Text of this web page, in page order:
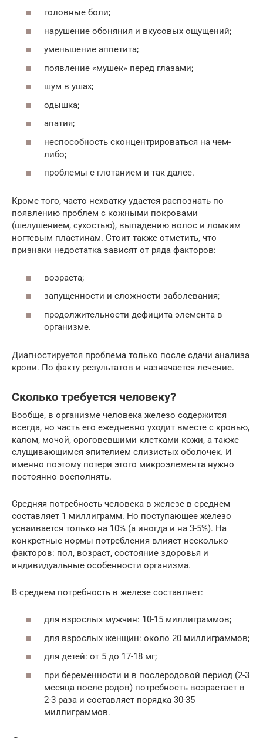
головные боли;
нарушение обоняния и вкусовых ощущений;
уменьшение аппетита;
появление «мушек» перед глазами;
шум в ушах;
одышка;
апатия;
неспособность сконцентрироваться на чем-
либо;
проблемы с глотанием и так далее.
Кроме того, часто нехватку удается распознать по
появлению проблем с кожными покровами
(шелушением, сухостью), выпадению волос и ломким
ногтевым пластинам. Стоит также отметить, что
признаки недостатка зависят от ряда факторов:
возраста;
запущенности и сложности заболевания;
продолжительности дефицита элемента в
организме.
Диагностируется проблема только после сдачи анализа
крови. По факту результатов и назначается лечение.
Сколько требуется человеку?
Вообще, в организме человека железо содержится
всегда, но часть его ежедневно уходит вместе с кровью,
калом, мочой, ороговевшими клетками кожи, а также
слущивающимся эпителием слизистых оболочек. И
именно поэтому потери этого микроэлемента нужно
постоянно восполнять.
Средняя потребность человека в железе в среднем
составляет 1 миллиграмм. Но поступающее железо
усваивается только на 10% (а иногда и на 3-5%). На
конкретные нормы потребления влияет несколько
факторов: пол, возраст, состояние здоровья и
индивидуальные особенности организма.
В среднем потребность в железе составляет:
для взрослых мужчин: 10-15 миллиграммов;
для взрослых женщин: около 20 миллиграммов;
для детей: от 5 до 17-18 мг;
при беременности и в послеродовой период (2-3
месяца после родов) потребность возрастает в
2-3 раза и составляет порядка 30-35
миллиграммов.